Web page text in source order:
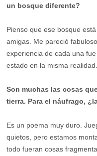
un bosque diferente?
Pienso que ese bosque
amigas. Me pareció
experiencia de cada una
estado en la misma realidad.
Son muchas las cosas
tierra. Para el náufrago,
Es un poema muy duro.
quietos, pero estamos
todo fueran cosas